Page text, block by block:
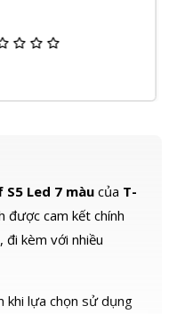
Led 7 màu của T-
được cam kết chính
, đi kèm với nhiều
khi lựa chọn sử dụng